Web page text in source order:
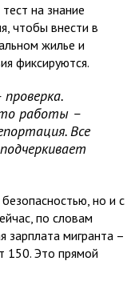
на знание
чтобы внести в
жилье и
фиксируются.
работы –
Все
но и с
по словам
зарплата мигранта –
150. Это прямой